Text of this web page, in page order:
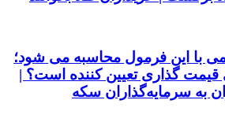
با این فرمول محاسبه می شود؛
قیمت گذاری تعیین کننده است؟ |
به سرمایه‌گذاران سکه